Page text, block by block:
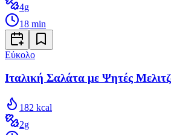
4g
18 min
Εύκολο
Ιταλική Σαλάτα με Ψητές
182 kcal
2g